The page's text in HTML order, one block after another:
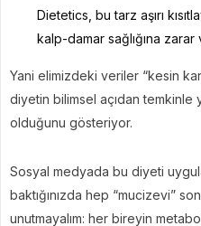
Dietetics, bu tarz aşırı
kalp-damar sağlığına
Yani elimizdeki veriler “kesin
diyetin bilimsel açıdan temkinle
olduğunu gösteriyor.
Sosyal medyada bu diyeti
baktığınızda hep “mucizevi”
unutmayalım: her bireyin